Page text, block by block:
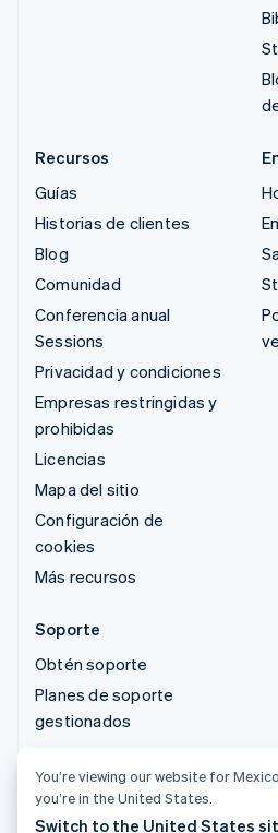
Recursos
Guías
Historias de clientes
Blog
Comunidad
Conferencia anual
Sessions
Privacidad y condiciones
Empresas restringidas y
prohibidas
Licencias
Mapa del sitio
Configuración de
cookies
Más recursos
Soporte
Obtén soporte
Planes de soporte
gestionados
© 2026 Stripe, LLC
You’re viewing our website for
you’re in the United States.
Switch to the United States